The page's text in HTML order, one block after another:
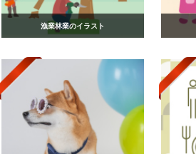
漁業林業のイラスト